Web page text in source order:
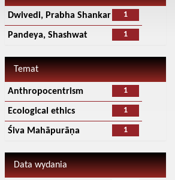
1
Dwivedi, Prabha Shankar
1
Pandeya, Shashwat
Temat
1
Anthropocentrism
1
Ecological ethics
1
Śiva Mahāpurāṇa
Data wydania